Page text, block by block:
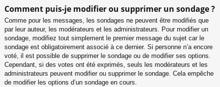
Comment puis-je modifier ou supprimer un sondage ?
Comme pour les messages, les sondages ne peuvent être modifiés que
par leur auteur, les modérateurs et les administrateurs. Pour modifier un
sondage, modifiez tout simplement le premier message du sujet car le
sondage est obligatoirement associé à ce dernier. Si personne n’a encore
voté, il est possible de supprimer le sondage ou de modifier ses options.
Cependant, si des votes ont été exprimés, seuls les modérateurs et les
administrateurs peuvent modifier ou supprimer le sondage. Cela empêche
de modifier les options d’un sondage en cours.